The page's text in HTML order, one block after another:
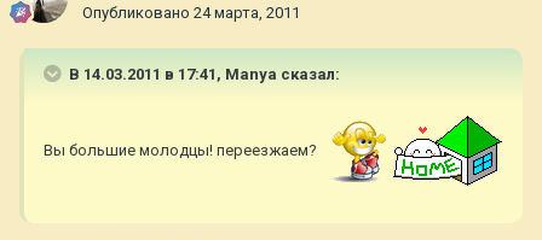
Опубликовано 24 марта, 2011
В 14.03.2011 в 17:41, Manya сказал:
Вы большие молодцы! переезжаем?